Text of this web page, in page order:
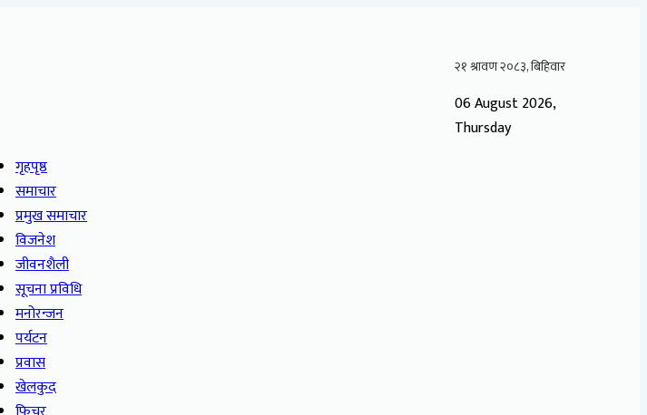
06 August 2026,
Thursday
गृहपृष्ठ
समाचार
प्रमुख समाचार
विजनेश
जीवनशैली
सूचना प्रविधि
मनोरन्जन
पर्यटन
प्रवास
खेलकुद